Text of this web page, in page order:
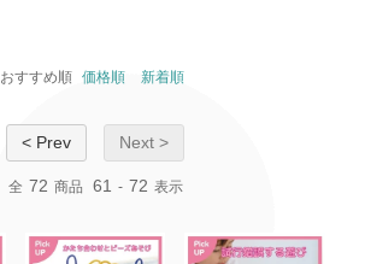
おすすめ順 価格順 新着順
< Prev Next >
全 72 商品 61 - 72 表示